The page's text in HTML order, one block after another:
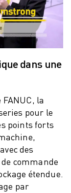
dans une
la
pour le
points forts
des
commande
étendue.
par